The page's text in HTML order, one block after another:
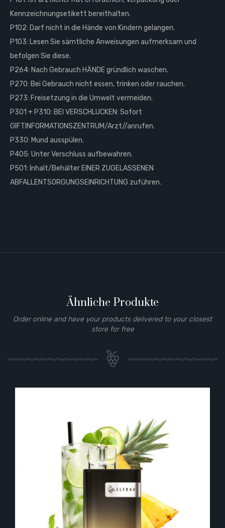
Kennzeichnungsetikett bereithalten.
P102: Darf nicht in die Hände von Kindern gelangen.
P103: Lesen Sie sämtliche Anweisungen aufmerksam und
befolgen Sie diese.
P264: Nach Gebrauch HÄNDE gründlich waschen.
P270: Bei Gebrauch nicht essen, trinken oder rauchen.
P273: Freisetzung in die Umwelt vermeiden.
P301 + P310: BEI VERSCHLUCKEN: Sofort
GIFTINFORMATIONSZENTRUM/Arzt//anrufen.
P330: Mund ausspülen.
P405: Unter Verschluss aufbewahren.
P501: Inhalt/Behälter EINER ZUGELASSENEN
ABFALLENTSORGUNGSEINRICHTUNG zuführen.
Ähnliche Produkte
Order online and have your products delivered to your closest
store for free